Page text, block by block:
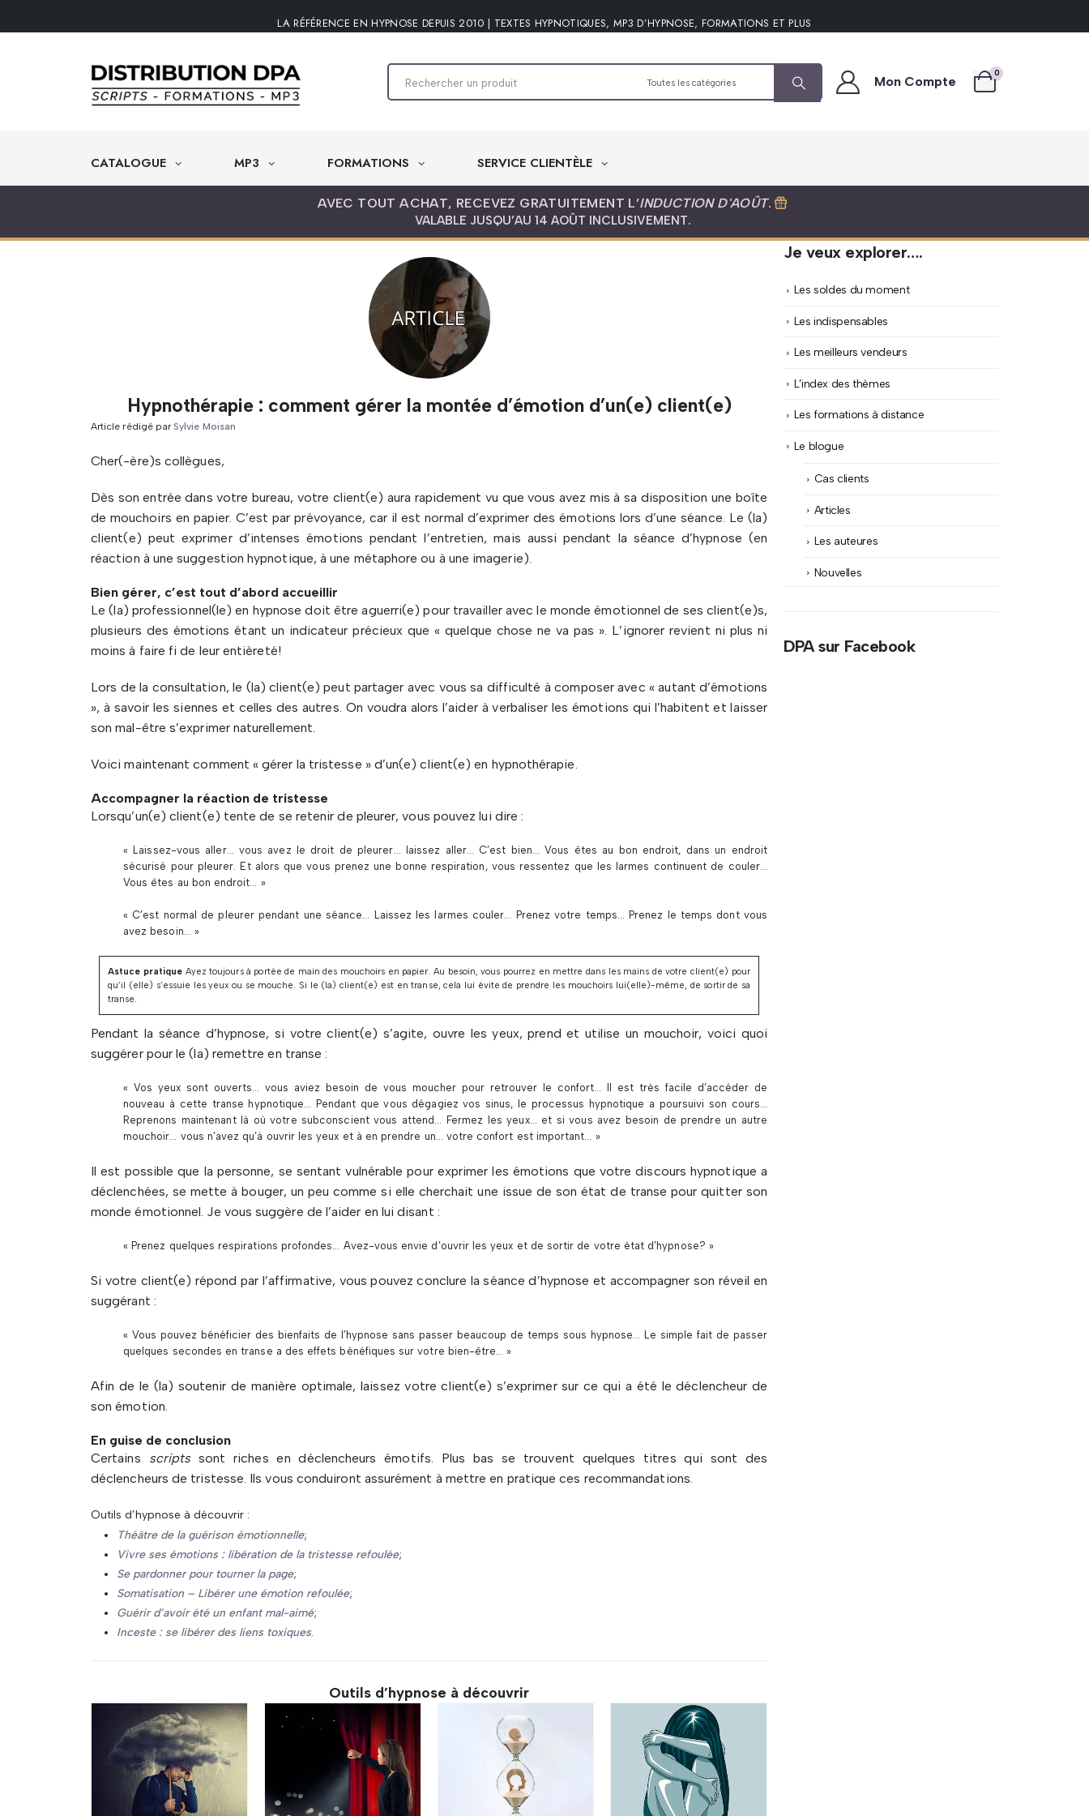
LA RÉFÉRENCE EN HYPNOSE DEPUIS 2010 | TEXTES HYPNOTIQUES, MP3 D’HYPNOSE, FORMATIONS ET PLUS
Mon Compte
0
CATALOGUE MP3 FORMATIONS SERVICE CLIENTÈLE
AVEC TOUT ACHAT, RECEVEZ GRATUITEMENT L’INDUCTION D'AOÛT.
VALABLE JUSQU’AU 14 AOÛT INCLUSIVEMENT.
Hypnothérapie : comment gérer la montée d’émotion d’un(e) client(e)
Article rédigé par Sylvie Moisan
Cher(-ère)s collègues,
Dès son entrée dans votre bureau, votre client(e) aura rapidement vu que vous avez mis à sa disposition une boîte
de mouchoirs en papier. C’est par prévoyance, car il est normal d’exprimer des émotions lors d’une séance. Le (la)
client(e) peut exprimer d’intenses émotions pendant l’entretien, mais aussi pendant la séance d’hypnose (en
réaction à une suggestion hypnotique, à une métaphore ou à une imagerie).
Bien gérer, c’est tout d’abord accueillir
Le (la) professionnel(le) en hypnose doit être aguerri(e) pour travailler avec le monde émotionnel de ses client(e)s,
plusieurs des émotions étant un indicateur précieux que « quelque chose ne va pas ». L’ignorer revient ni plus ni
moins à faire fi de leur entièreté!
Lors de la consultation, le (la) client(e) peut partager avec vous sa difficulté à composer avec « autant d’émotions
», à savoir les siennes et celles des autres. On voudra alors l’aider à verbaliser les émotions qui l’habitent et laisser
son mal-être s’exprimer naturellement.
Voici maintenant comment « gérer la tristesse » d’un(e) client(e) en hypnothérapie.
Accompagner la réaction de tristesse
Lorsqu’un(e) client(e) tente de se retenir de pleurer, vous pouvez lui dire :
« Laissez-vous aller… vous avez le droit de pleurer… laissez aller… C’est bien… Vous êtes au bon endroit, dans un endroit
sécurisé pour pleurer. Et alors que vous prenez une bonne respiration, vous ressentez que les larmes continuent de couler…
Vous êtes au bon endroit… »
« C’est normal de pleurer pendant une séance… Laissez les larmes couler… Prenez votre temps… Prenez le temps dont vous
avez besoin… »
Astuce pratique Ayez toujours à portée de main des mouchoirs en papier. Au besoin, vous pourrez en mettre dans les mains de votre client(e) pour
qu’il (elle) s’essuie les yeux ou se mouche. Si le (la) client(e) est en transe, cela lui évite de prendre les mouchoirs lui(elle)-même, de sortir de sa
transe.
Pendant la séance d’hypnose, si votre client(e) s’agite, ouvre les yeux, prend et utilise un mouchoir, voici quoi
suggérer pour le (la) remettre en transe :
« Vos yeux sont ouverts… vous aviez besoin de vous moucher pour retrouver le confort… Il est très facile d’accéder de
nouveau à cette transe hypnotique… Pendant que vous dégagiez vos sinus, le processus hypnotique a poursuivi son cours…
Reprenons maintenant là où votre subconscient vous attend… Fermez les yeux… et si vous avez besoin de prendre un autre
mouchoir… vous n’avez qu’à ouvrir les yeux et à en prendre un… votre confort est important… »
Il est possible que la personne, se sentant vulnérable pour exprimer les émotions que votre discours hypnotique a
déclenchées, se mette à bouger, un peu comme si elle cherchait une issue de son état de transe pour quitter son
monde émotionnel. Je vous suggère de l’aider en lui disant :
« Prenez quelques respirations profondes… Avez-vous envie d’ouvrir les yeux et de sortir de votre état d’hypnose? »
Si votre client(e) répond par l’affirmative, vous pouvez conclure la séance d’hypnose et accompagner son réveil en
suggérant :
« Vous pouvez bénéficier des bienfaits de l’hypnose sans passer beaucoup de temps sous hypnose… Le simple fait de passer
quelques secondes en transe a des effets bénéfiques sur votre bien-être… »
Afin de le (la) soutenir de manière optimale, laissez votre client(e) s’exprimer sur ce qui a été le déclencheur de
son émotion.
En guise de conclusion
Certains scriptssont riches en déclencheurs émotifs. Plus bas se trouvent quelques titres qui sont des
déclencheurs de tristesse. Ils vous conduiront assurément à mettre en pratique ces recommandations.
Outils d’hypnose à découvrir :
Théâtre de la guérison émotionnelle;
Vivre ses émotions : libération de la tristesse refoulée;
Se pardonner pour tourner la page;
Somatisation – Libérer une émotion refoulée;
Guérir d’avoir été un enfant mal-aimé;
Inceste : se libérer des liens toxiques.
Outils d’hypnose à découvrir
Je veux explorer….
Les soldes du moment
Les indispensables
Les meilleurs vendeurs
L’index des thèmes
Les formations à distance
Le blogue
Cas clients
Articles
Les auteures
Nouvelles
DPA sur Facebook